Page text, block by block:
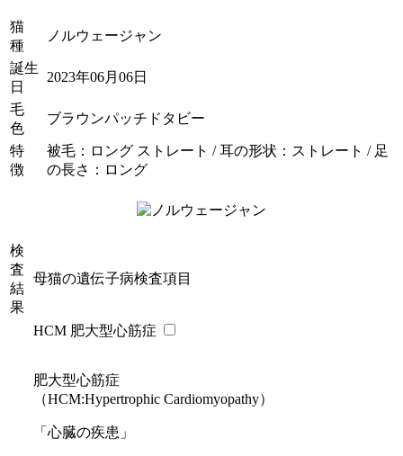
猫
種
ノルウェージャン
誕生
日
2023年06月06日
毛
色
ブラウンパッチドタビー
特
徴
被毛：ロング ストレート / 耳の形状：ストレート / 足
の長さ：ロング
検
査
結
果
母猫の遺伝子病検査項目
HCM 肥大型心筋症
肥大型心筋症
（HCM:Hypertrophic Cardiomyopathy）
「心臓の疾患」